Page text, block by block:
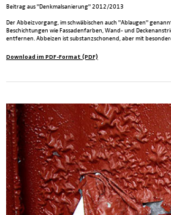
Beitrag aus "Denkmalsanierung" 2012/2013
Der Abbeizvorgang, im schwäbischen auch "Ablaugen"
Beschichtungen wie Fassadenfarben, Wand- und
entfernen. Abbeizen ist substanzschonend, aber mit
Download im PDF-Format (PDF)